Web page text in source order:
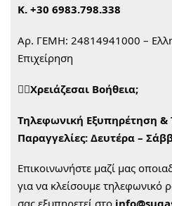
Κ. +30 6983.798.338
Αρ. ΓΕΜΗ: 24814941000 –
Επιχείρηση
🙋‍♀️Χρειάζεσαι Βοήθεια;
Τηλεφωνική Εξυπηρέτηση &
Παραγγελίες: Δευτέρα –
Επικοινωνήστε μαζί μας
για να κλείσουμε τηλεφωνικό